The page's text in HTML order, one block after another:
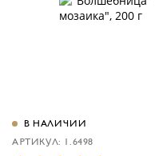
В НАЛИЧИИ
АРТИКУЛ: 1.6498